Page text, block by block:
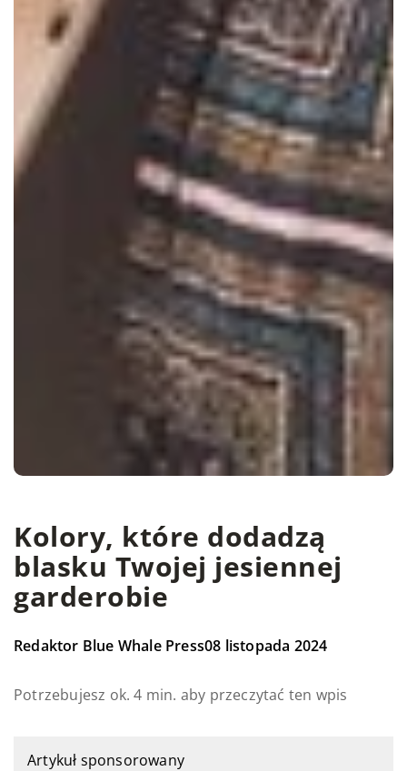
Kolory, które dodadzą
blasku Twojej jesiennej
garderobie
Redaktor Blue Whale Press08 listopada 2024
Potrzebujesz ok. 4 min. aby przeczytać ten wpis
Artykuł sponsorowany